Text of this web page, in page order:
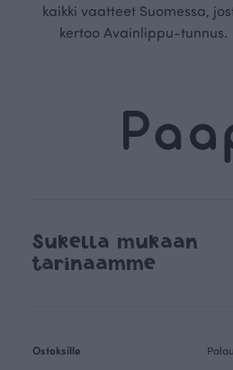
kaikki vaatteet Suomessa,
kertoo Avainlippu-tunnus.
Sukella mukaan
tarinaamme
Ostoksille